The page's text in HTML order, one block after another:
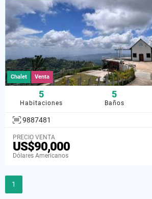
Chalet Venta
5
Habitaciones
5
Baños
9887481
PRECIO VENTA
US$90,000
Dólares Americanos
1